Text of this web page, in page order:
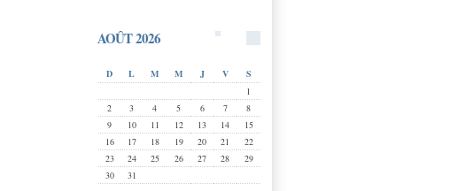
AOÛT 2026
D L M M J V
S
1
2
3 4 5 6 7
8
9
10 11 12 13 14
15
16
17 18 19 20 21
22
23
24 25 26 27 28
29
30
31